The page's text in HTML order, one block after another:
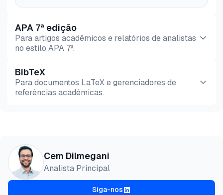
APA 7ª edição
Para artigos acadêmicos e relatórios de analistas
no estilo APA 7ª.
Pré-
visualização
HTML
BibTeX
Para documentos LaTeX e gerenciadores de
referências acadêmicas.
@misc{dilmegani2026,
  author = {Dilmegani, Cem and Alper, Şevval},
title  = {{Os 8 Melhores Agentes de Codificação
  year   = {2026},
Cem Dilmegani
Analista Principal
Siga-nos